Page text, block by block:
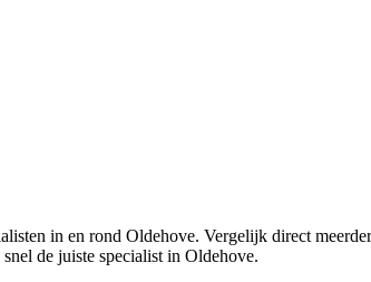
in en rond Oldehove. Vergelijk direct
de juiste specialist in Oldehove.